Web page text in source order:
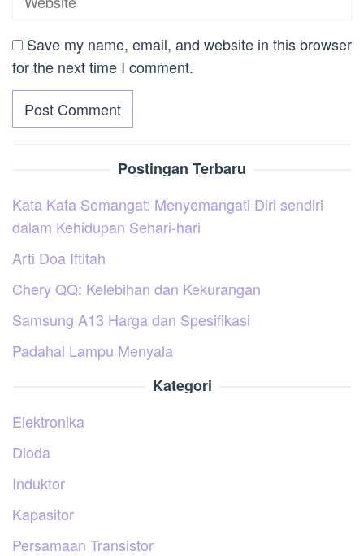
Save my name, email, and website in this browser
for the next time I comment.
Postingan Terbaru
Kata Kata Semangat: Menyemangati Diri sendiri
dalam Kehidupan Sehari-hari
Arti Doa Iftitah
Chery QQ: Kelebihan dan Kekurangan
Samsung A13 Harga dan Spesifikasi
Padahal Lampu Menyala
Kategori
Elektronika
Dioda
Induktor
Kapasitor
Persamaan Transistor